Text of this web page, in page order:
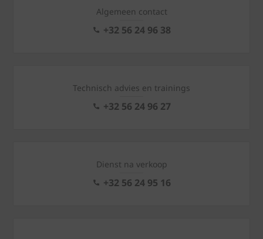
Algemeen contact
+32 56 24 96 38
Technisch advies en trainings
+32 56 24 96 27
Dienst na verkoop
+32 56 24 95 16